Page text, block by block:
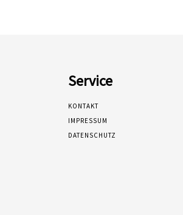
Service
KONTAKT
IMPRESSUM
DATENSCHUTZ